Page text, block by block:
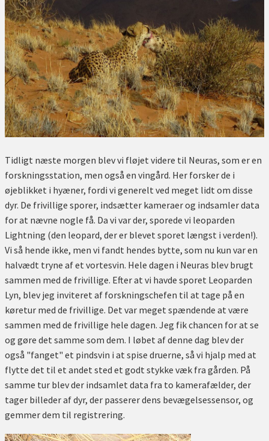
Tidligt næste morgen blev vi fløjet videre til Neuras, som er en
forskningsstation, men også en vingård. Her forsker de i
øjeblikket i hyæner, fordi vi generelt ved meget lidt om disse
dyr. De frivillige sporer, indsætter kameraer og indsamler data
for at nævne nogle få. Da vi var der, sporede vi leoparden
Lightning (den leopard, der er blevet sporet længst i verden!).
Vi så hende ikke, men vi fandt hendes bytte, som nu kun var en
halvædt tryne af et vortesvin. Hele dagen i Neuras blev brugt
sammen med de frivillige. Efter at vi havde sporet Leoparden
Lyn, blev jeg inviteret af forskningschefen til at tage på en
køretur med de frivillige. Det var meget spændende at være
sammen med de frivillige hele dagen. Jeg fik chancen for at se
og gøre det samme som dem. I løbet af denne dag blev der
også "fanget" et pindsvin i at spise druerne, så vi hjalp med at
flytte det til et andet sted et godt stykke væk fra gården. På
samme tur blev der indsamlet data fra to kamerafælder, der
tager billeder af dyr, der passerer dens bevægelsessensor, og
gemmer dem til registrering.